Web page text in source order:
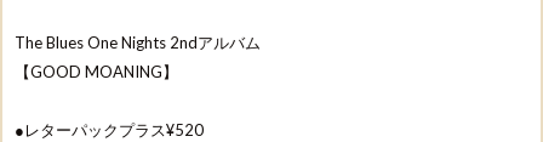
The Blues One Nights 2ndアルバム
【GOOD MOANING】
●レターパックプラス¥520